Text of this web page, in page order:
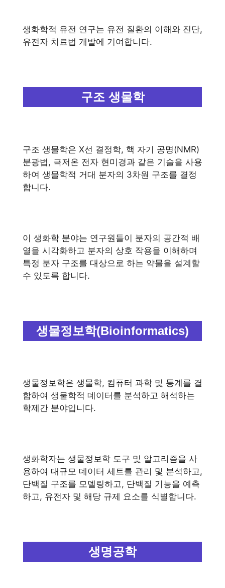
생화학적 유전 연구는 유전 질환의 이해와 진단,
유전자 치료법 개발에 기여합니다.
구조 생물학
구조 생물학은 X선 결정학, 핵 자기 공명(NMR)
분광법, 극저온 전자 현미경과 같은 기술을 사용
하여 생물학적 거대 분자의 3차원 구조를 결정
합니다.
이 생화학 분야는 연구원들이 분자의 공간적 배
열을 시각화하고 분자의 상호 작용을 이해하며
특정 분자 구조를 대상으로 하는 약물을 설계할
수 있도록 합니다.
생물정보학(Bioinformatics)
생물정보학은 생물학, 컴퓨터 과학 및 통계를 결
합하여 생물학적 데이터를 분석하고 해석하는
학제간 분야입니다.
생화학자는 생물정보학 도구 및 알고리즘을 사
용하여 대규모 데이터 세트를 관리 및 분석하고,
단백질 구조를 모델링하고, 단백질 기능을 예측
하고, 유전자 및 해당 규제 요소를 식별합니다.
생명공학